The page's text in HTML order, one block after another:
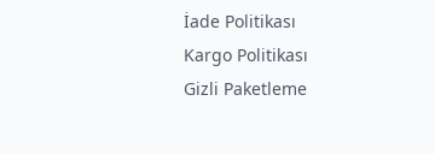
İade Politikası
Kargo Politikası
Gizli Paketleme